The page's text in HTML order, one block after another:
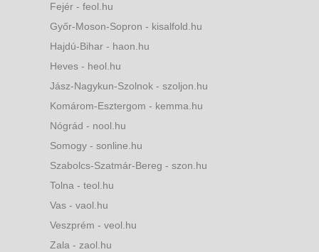
Fejér - feol.hu
Győr-Moson-Sopron - kisalfold.hu
Hajdú-Bihar - haon.hu
Heves - heol.hu
Jász-Nagykun-Szolnok - szoljon.hu
Komárom-Esztergom - kemma.hu
Nógrád - nool.hu
Somogy - sonline.hu
Szabolcs-Szatmár-Bereg - szon.hu
Tolna - teol.hu
Vas - vaol.hu
Veszprém - veol.hu
Zala - zaol.hu